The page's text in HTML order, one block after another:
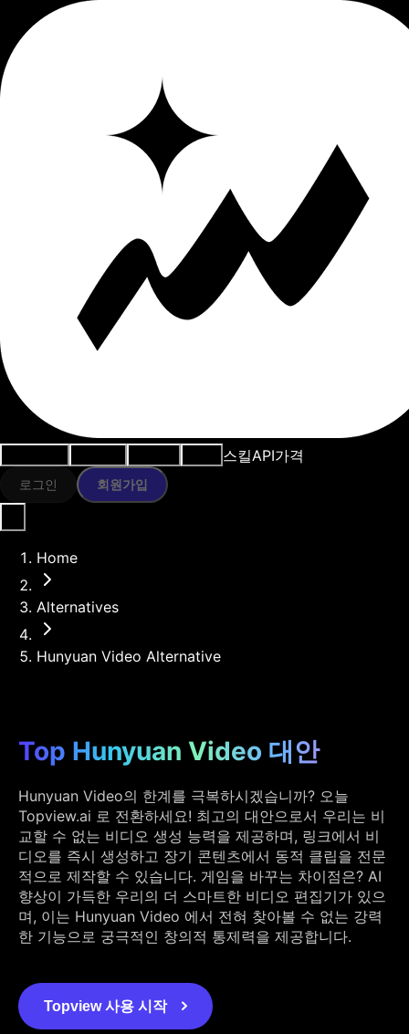
스킬API가격
로그인 회원가입
Home
Alternatives
Hunyuan Video Alternative
Top Hunyuan Video 대안
Hunyuan Video의 한계를 극복하시겠습니까? 오늘
Topview.ai 로 전환하세요! 최고의 대안으로서 우리는 비
교할 수 없는 비디오 생성 능력을 제공하며, 링크에서 비
디오를 즉시 생성하고 장기 콘텐츠에서 동적 클립을 전문
적으로 제작할 수 있습니다. 게임을 바꾸는 차이점은? AI
향상이 가득한 우리의 더 스마트한 비디오 편집기가 있으
며, 이는 Hunyuan Video 에서 전혀 찾아볼 수 없는 강력
한 기능으로 궁극적인 창의적 통제력을 제공합니다.
Topview 사용 시작